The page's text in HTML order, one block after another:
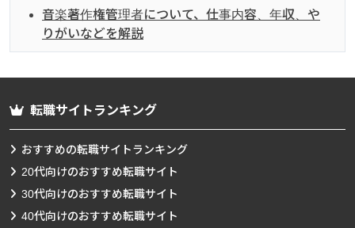
音楽著作権管理者について、仕事内容、年収、や
りがいなどを解説
転職サイトランキング
おすすめの転職サイトランキング
20代向けのおすすめ転職サイト
30代向けのおすすめ転職サイト
40代向けのおすすめ転職サイト